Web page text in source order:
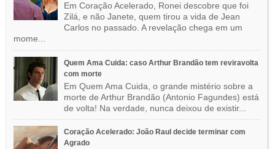
Em Coração Acelerado, Ronei descobre que foi
Zilá, e não Janete, quem tirou a vida de Jean
Carlos no passado. A revelação chega em um
mome...
Quem Ama Cuida: caso Arthur Brandão tem reviravolta
com morte
Em Quem Ama Cuida, o grande mistério sobre a
morte de Arthur Brandão (Antonio Fagundes) está
de volta! Na verdade, nunca deixou de existir...
Coração Acelerado: João Raul decide terminar com
Agrado